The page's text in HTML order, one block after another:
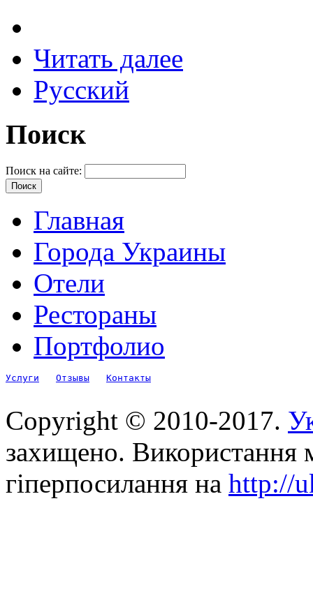
Читать далее
Русский
Поиск
Поиск на сайте:
Главная
Города Украины
Отели
Рестораны
Портфолио
Услуги Отзывы Контакты
Copyright © 2010-2017.
захищено. Використання
гіперпосилання на http://